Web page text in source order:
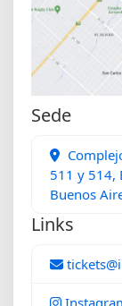
Sede
511 y 514,
Buenos
Links